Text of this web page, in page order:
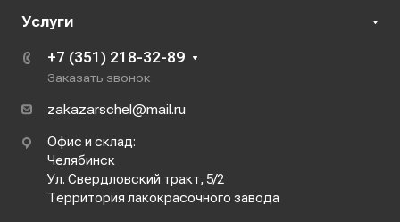
Услуги
+7 (351) 218-32-89
Заказать звонок
zakazarschel@mail.ru
Офис и склад:
Челябинск
Ул. Свердловский тракт, 5/2
Территория лакокрасочного завода